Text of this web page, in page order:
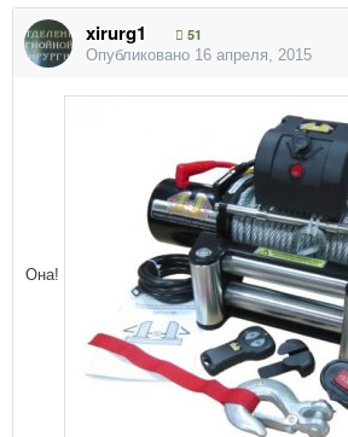
xirurg1
51
Опубликовано 16 апреля, 2015
Она!